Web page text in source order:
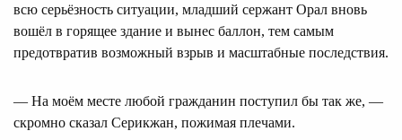
всю серьёзность ситуации, младший сержант Орал вновь
вошёл в горящее здание и вынес баллон, тем самым
предотвратив возможный взрыв и масштабные последствия.
— На моём месте любой гражданин поступил бы так же, —
скромно сказал Серикжан, пожимая плечами.